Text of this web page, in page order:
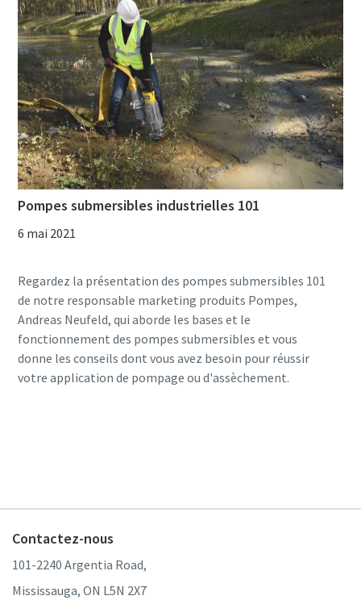
Pompes submersibles industrielles 101
6 mai 2021
Regardez la présentation des pompes submersibles 101
de notre responsable marketing produits Pompes,
Andreas Neufeld, qui aborde les bases et le
fonctionnement des pompes submersibles et vous
donne les conseils dont vous avez besoin pour réussir
Contactez-nous
101-2240 Argentia Road,
Mississauga, ON L5N 2X7